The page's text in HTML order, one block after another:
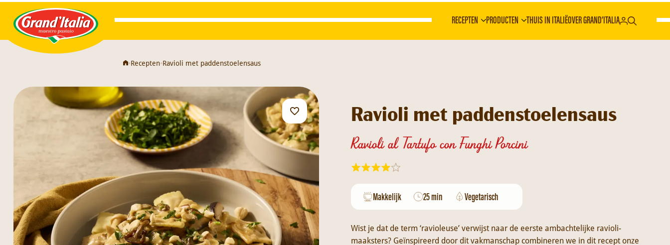
Grand'Italia
RECEPTEN PRODUCTEN THUIS IN ITALIËOVER GRAND’ITALIA
•Recepten•Ravioli met paddenstoelensaus
Ravioli met paddenstoelensaus
Ravioli al Tartufo con Funghi Porcini
Makkelijk 25 min Vegetarisch
Wist je dat de term ‘ravioleuse’ verwijst naar de eerste ambachtelijke ravioli-
maaksters? Geïnspireerd door dit vakmanschap combineren we in dit recept onze